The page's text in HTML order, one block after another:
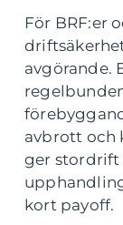
För BRF:er
avgörande.
avbrott och
ger
kort payoff.